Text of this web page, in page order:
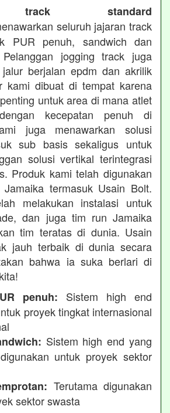
track standard
seluruh jajaran track
PUR penuh, sandwich dan
Pelanggan jogging track juga
berjalan epdm dan akrilik
kami dibuat di tempat karena
untuk area di mana atlet
kecepatan penuh di
juga menawarkan solusi
sub basis sekaligus untuk
solusi vertikal terintegrasi
Produk kami telah digunakan
termasuk Usain Bolt.
melakukan instalasi untuk
dan juga tim run Jamaika
tim teratas di dunia. Usain
jauh terbaik di dunia secara
bahwa ia suka berlari di
penuh: Sistem high end
proyek tingkat internasional
Sistem high end yang
untuk proyek sektor
Terutama digunakan
sektor swasta